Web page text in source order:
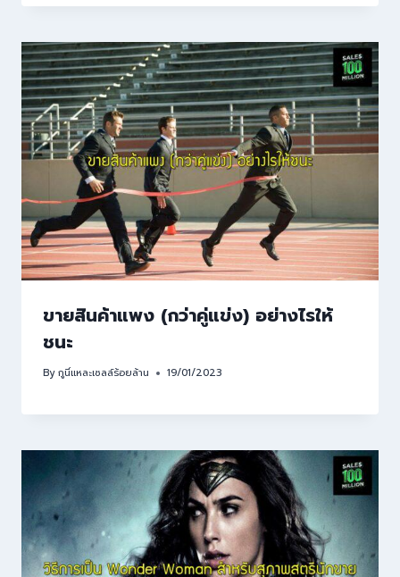
ขายสินค้าแพง (กว่าคู่แข่ง) อย่างไรให้
ชนะ
Byกูนี่แหละเซลล์ร้อยล้าน 19/01/2023